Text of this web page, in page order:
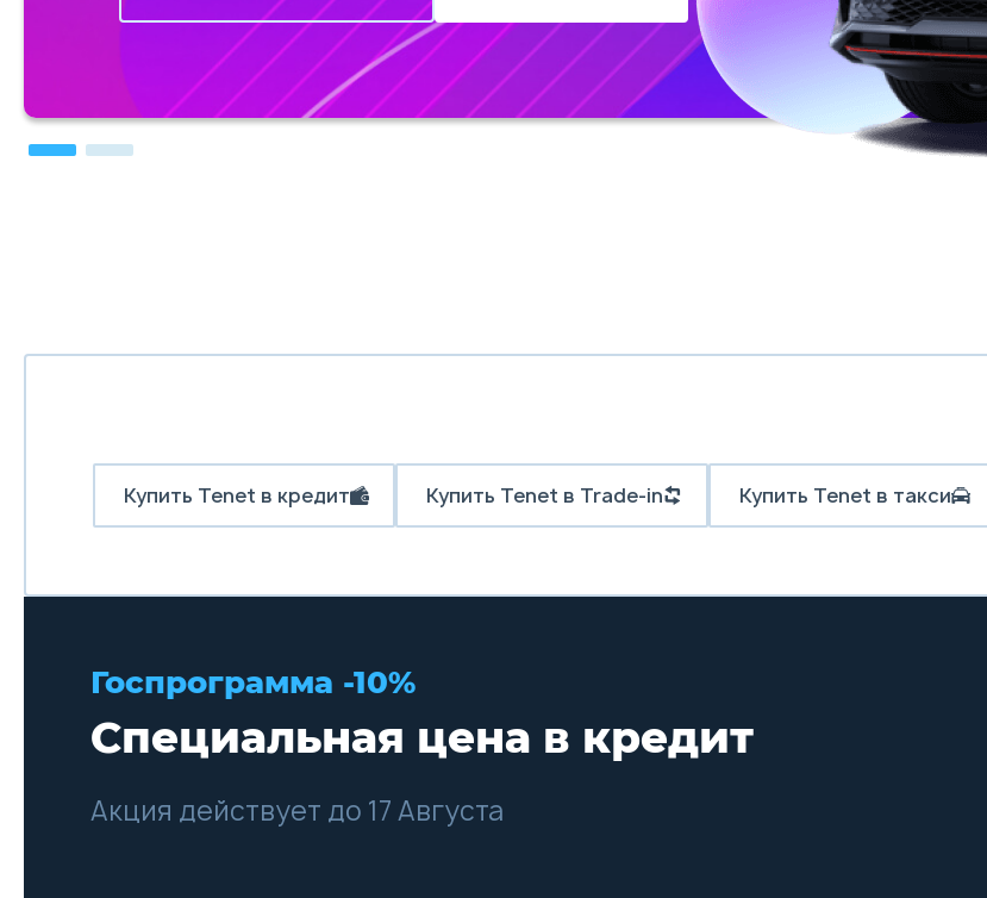
Купить Tenet в кредит Купить Tenet в Trade-in Купить Tenet в такси
Госпрограмма -10%
Специальная цена в кредит
Акция действует до 17 Августа